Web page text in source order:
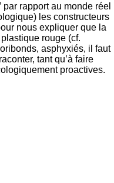
rapport au monde réel
les constructeurs
nous expliquer que la
rouge (cf.
asphyxiés, il faut
tant qu’à faire
proactives.